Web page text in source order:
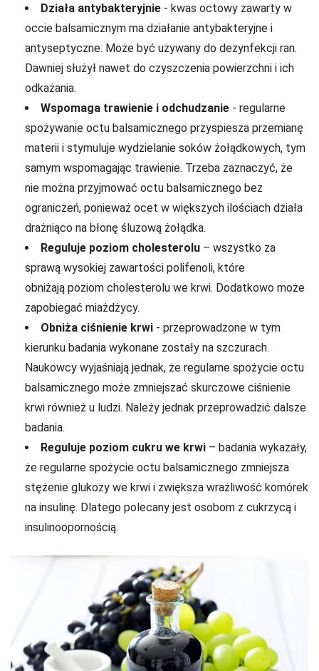
Działa antybakteryjnie - kwas octowy zawarty w
occie balsamicznym ma działanie antybakteryjne i
antyseptyczne. Może być używany do dezynfekcji ran.
Dawniej służył nawet do czyszczenia powierzchni i ich
odkażania.
Wspomaga trawienie i odchudzanie - regularne
spożywanie octu balsamicznego przyspiesza przemianę
materii i stymuluje wydzielanie soków żołądkowych, tym
samym wspomagając trawienie. Trzeba zaznaczyć, że
nie można przyjmować octu balsamicznego bez
ograniczeń, ponieważ ocet w większych ilościach działa
drażniąco na błonę śluzową żołądka.
Reguluje poziom cholesterolu – wszystko za
sprawą wysokiej zawartości polifenoli, które
obniżają poziom cholesterolu we krwi. Dodatkowo może
zapobiegać miażdżycy.
Obniża ciśnienie krwi - przeprowadzone w tym
kierunku badania wykonane zostały na szczurach.
Naukowcy wyjaśniają jednak, że regularne spożycie octu
balsamicznego może zmniejszać skurczowe ciśnienie
krwi również u ludzi. Należy jednak przeprowadzić dalsze
badania.
Reguluje poziom cukru we krwi – badania wykazały,
że regularne spożycie octu balsamicznego zmniejsza
stężenie glukozy we krwi i zwiększa wrażliwość komórek
na insulinę. Dlatego polecany jest osobom z cukrzycą i
insulinoopornością.